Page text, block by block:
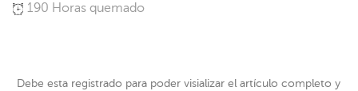
190 Horas quemado
Debe esta registrado para poder visializar el artículo completo y